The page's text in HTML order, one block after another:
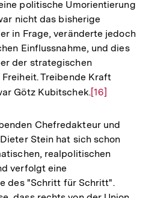
politische Umorientierung
nicht das bisherige
in Frage, veränderte jedoch
Einflussnahme, und dies
der strategischen
Treibende Kraft
Götz Kubitschek.Zur
der
Fußnote
[16]
Chefredakteur und
Stein hat sich schon
realpolitischen
verfolgt eine
des "Schritt für Schritt".